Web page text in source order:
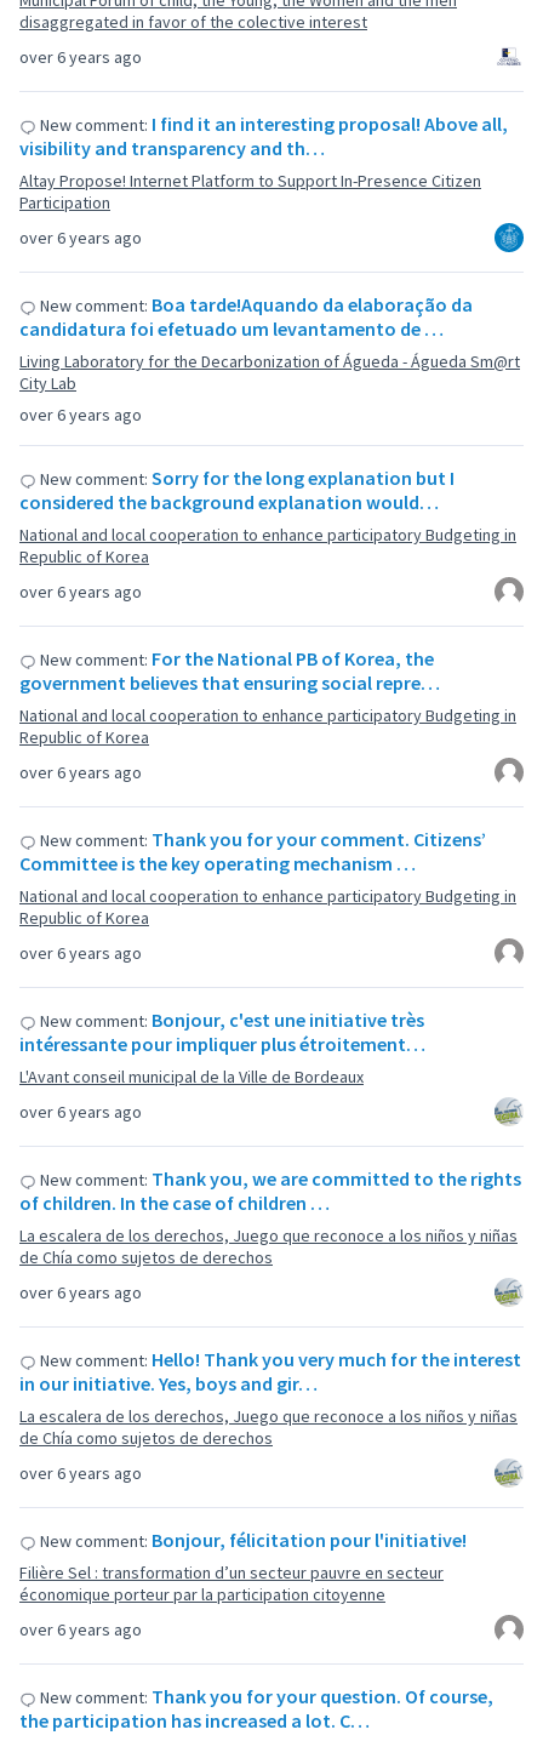
over 6 years ago
disaggregated in favor of the colective interest
over 6 years ago
New comment: I find it an interesting proposal! Above all,
visibility and transparency and th…
Altay Propose! Internet Platform to Support In-Presence Citizen
Participation
over 6 years ago
New comment: Boa tarde!Aquando da elaboração da
candidatura foi efetuado um levantamento de …
Living Laboratory for the Decarbonization of Águeda - Águeda Sm@rt
City Lab
over 6 years ago
New comment: Sorry for the long explanation but I
considered the background explanation would…
National and local cooperation to enhance participatory Budgeting in
Republic of Korea
over 6 years ago
New comment: For the National PB of Korea, the
government believes that ensuring social repre…
National and local cooperation to enhance participatory Budgeting in
Republic of Korea
over 6 years ago
New comment: Thank you for your comment. Citizens’
Committee is the key operating mechanism …
National and local cooperation to enhance participatory Budgeting in
Republic of Korea
over 6 years ago
New comment: Bonjour, c'est une initiative très
intéressante pour impliquer plus étroitement…
L'Avant conseil municipal de la Ville de Bordeaux
over 6 years ago
New comment: Thank you, we are committed to the rights
of children. In the case of children …
La escalera de los derechos, Juego que reconoce a los niños y niñas
de Chía como sujetos de derechos
over 6 years ago
New comment: Hello! Thank you very much for the interest
in our initiative. Yes, boys and gir…
La escalera de los derechos, Juego que reconoce a los niños y niñas
de Chía como sujetos de derechos
over 6 years ago
New comment: Bonjour, félicitation pour l'initiative!
Filière Sel : transformation d’un secteur pauvre en secteur
économique porteur par la participation citoyenne
New comment: Thank you for your question. Of course,
the participation has increased a lot. C…